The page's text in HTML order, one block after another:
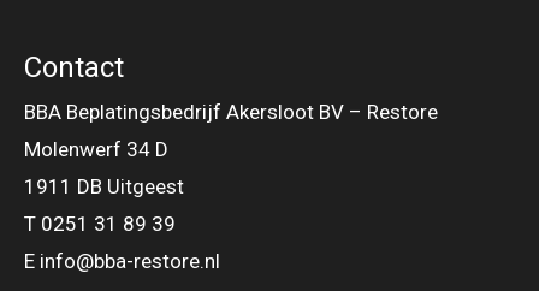
Contact
BBA Beplatingsbedrijf Akersloot BV – Restore
Molenwerf 34 D
1911 DB Uitgeest
T 0251 31 89 39
E info@bba-restore.nl